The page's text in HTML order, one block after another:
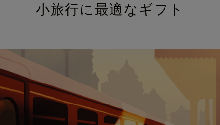
小旅行に最適なギフト